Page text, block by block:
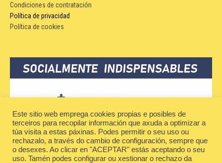
Condiciones de contratación
Política de privacidad
Política de cookies
Este sitio web emprega cookies propias e posibles de
terceiros para recopilar información que axuda a optimizar a
túa visita a estas páxinas. Podes permitir o seu uso ou
rechazalo, a través do cambio de configuración, sempre que
o desexes. Ao clicar en "ACEPTAR" estás aceptando o seu
uso. Tamén podes configurar ou xestionar o rechazo da